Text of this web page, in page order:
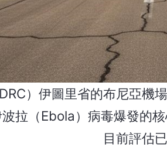
）伊圖里省的布尼亞機
拉（Ebola）病毒爆發的
目前評估